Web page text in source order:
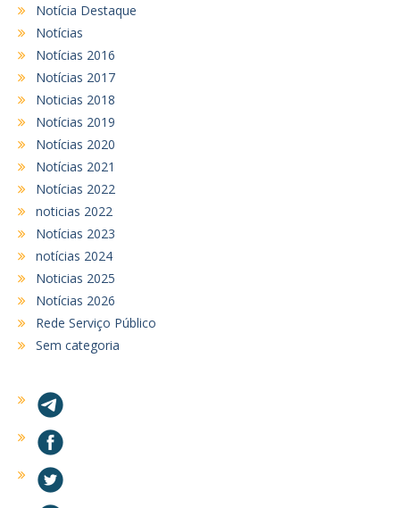
Notícia Destaque
Notícias
Notícias 2016
Notícias 2017
Noticias 2018
Notícias 2019
Notícias 2020
Notícias 2021
Notícias 2022
noticias 2022
Notícias 2023
notícias 2024
Noticias 2025
Notícias 2026
Rede Serviço Público
Sem categoria